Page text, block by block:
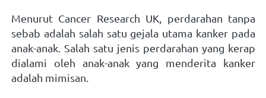
Menurut Cancer Research UK, perdarahan tanpa
sebab adalah salah satu gejala utama kanker pada
anak-anak. Salah satu jenis perdarahan yang kerap
dialami oleh anak-anak yang menderita kanker
adalah mimisan.